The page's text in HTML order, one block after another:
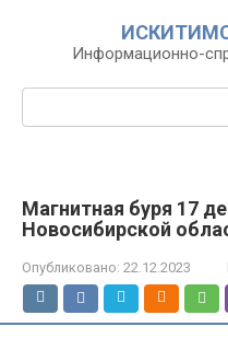
Информационно-
Магнитная буря 17
Новосибирской
Опубликовано: 22.12.2023